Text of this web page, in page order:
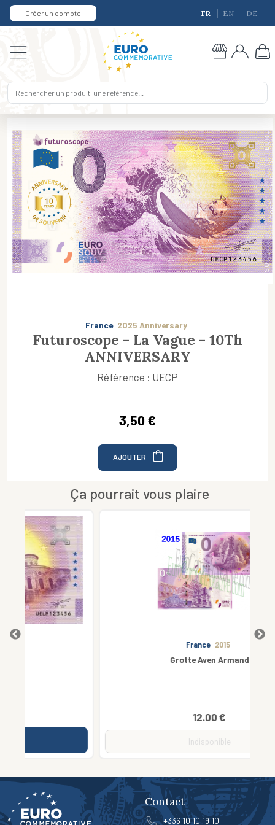
Créer un compte FR EN DE
France 2025 Anniversary
Futuroscope - La Vague - 10Th
ANNIVERSARY
Référence : UECP
3,50 €
AJOUTER
Ça pourrait vous plaire
Grotte Aven Armand
Contact
+336 10 10 19 10